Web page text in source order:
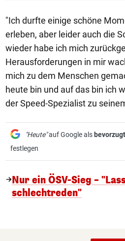
"Ich durfte einige schöne
erleben, aber leider auch die
wieder habe ich mich
Herausforderungen in mir
mich zu dem Menschen
heute bin und auf das bin ich
der Speed-Spezialist zu
"Heute"auf Google als
festlegen
Nur ein ÖSV-Sieg –
schlechtreden"